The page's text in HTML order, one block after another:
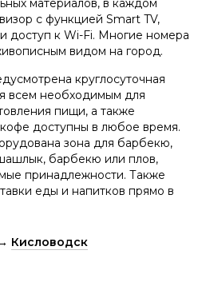
материалов, в каждом
с функцией Smart TV,
доступ к Wi-Fi. Многие номера
видом на город.
круглосуточная
всем необходимым для
пищи, а также
доступны в любое время.
зона для барбекю,
барбекю или плов,
принадлежности. Также
еды и напитков прямо в
Кисловодск